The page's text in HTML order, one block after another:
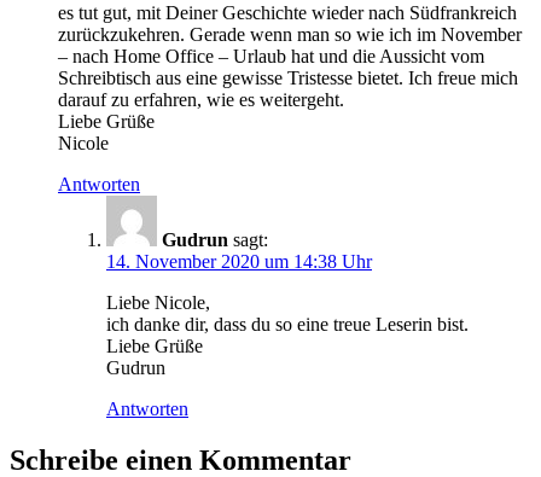
es tut gut, mit Deiner Geschichte wieder nach Südfrankreich
zurückzukehren. Gerade wenn man so wie ich im November
– nach Home Office – Urlaub hat und die Aussicht vom
Schreibtisch aus eine gewisse Tristesse bietet. Ich freue mich
darauf zu erfahren, wie es weitergeht.
Liebe Grüße
Nicole
Antworten
Gudrun sagt:
14. November 2020 um 14:38 Uhr
Liebe Nicole,
ich danke dir, dass du so eine treue Leserin bist.
Liebe Grüße
Gudrun
Antworten
Schreibe einen Kommentar